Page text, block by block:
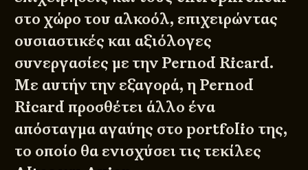
στο χώρο του αλκοόλ, επιχειρώντας
ουσιαστικές και αξιόλογες
συνεργασίες με την Pernod Ricard.
Με αυτήν την εξαγορά, η Pernod
Ricard προσθέτει άλλο ένα
απόσταγμα αγαύης στο portfolio της,
το οποίο θα ενισχύσει τις τεκίλες